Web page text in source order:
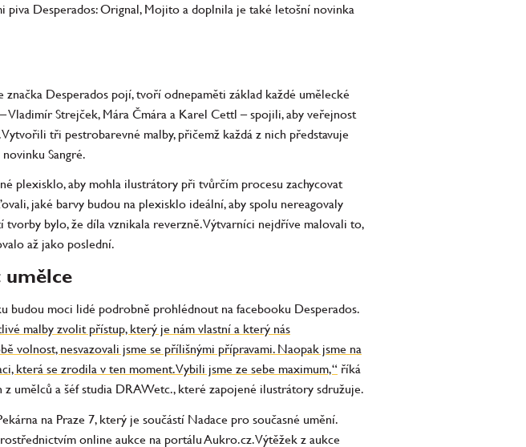
piva Desperados: Orignal, Mojito a doplnila je také letošní novinka
značka Desperados pojí, tvoří odnepaměti základ každé umělecké
Vladimír Strejček, Mára Čmára a Karel Cettl – spojili, aby veřejnost
tři pestrobarevné malby, přičemž každá z nich představuje
Sangré.
plexisklo, aby mohla ilustrátory při tvůrčím procesu zachycovat
jaké barvy budou na plexisklo ideální, aby spolu nereagovaly
tvorby bylo, že díla vznikala reverzně. Výtvarníci nejdříve malovali to,
až jako poslední.
budou moci lidé podrobně prohlédnout na facebooku Desperados.
malby zvolit přístup, který je nám vlastní a který nás
volnost, nesvazovali jsme se přílišnými přípravami. Naopak jsme na
která se zrodila v ten moment. Vybili jsme ze sebe maximum,“ říká
umělců a šéf studia DRAWetc., které zapojené ilustrátory sdružuje.
na Praze 7, který je součástí Nadace pro současné umění.
online aukce na portálu Aukro.cz. Výtěžek z aukce